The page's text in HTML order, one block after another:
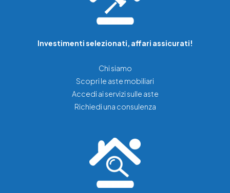
Investimenti selezionati, affari assicurati!
Chi siamo
Scopri le aste mobiliari
Accedi ai servizi sulle aste
Richiedi una consulenza